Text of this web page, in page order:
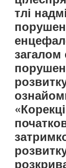
тлі
загалом